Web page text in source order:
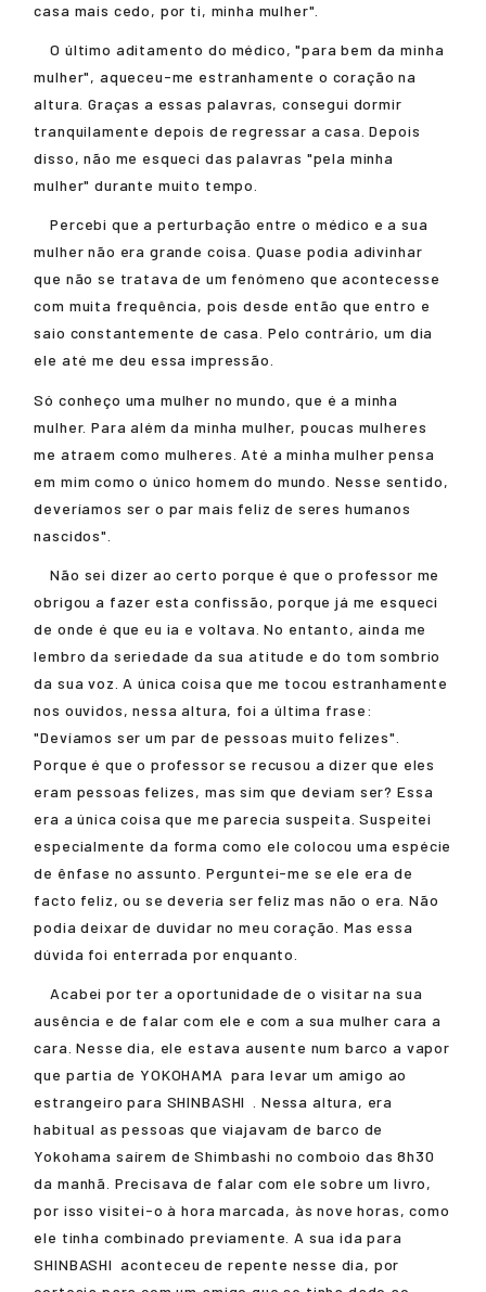
casa mais cedo, por ti, minha mulher".
O último aditamento do médico, "para bem da minha
mulher", aqueceu-me estranhamente o coração na
altura. Graças a essas palavras, consegui dormir
tranquilamente depois de regressar a casa. Depois
disso, não me esqueci das palavras "pela minha
mulher" durante muito tempo.
Percebi que a perturbação entre o médico e a sua
mulher não era grande coisa. Quase podia adivinhar
que não se tratava de um fenómeno que acontecesse
com muita frequência, pois desde então que entro e
saio constantemente de casa. Pelo contrário, um dia
ele até me deu essa impressão.
Só conheço uma mulher no mundo, que é a minha
mulher. Para além da minha mulher, poucas mulheres
me atraem como mulheres. Até a minha mulher pensa
em mim como o único homem do mundo. Nesse sentido,
deveríamos ser o par mais feliz de seres humanos
nascidos".
Não sei dizer ao certo porque é que o professor me
obrigou a fazer esta confissão, porque já me esqueci
de onde é que eu ia e voltava. No entanto, ainda me
lembro da seriedade da sua atitude e do tom sombrio
da sua voz. A única coisa que me tocou estranhamente
nos ouvidos, nessa altura, foi a última frase:
"Devíamos ser um par de pessoas muito felizes".
Porque é que o professor se recusou a dizer que eles
eram pessoas felizes, mas sim que deviam ser? Essa
era a única coisa que me parecia suspeita. Suspeitei
especialmente da forma como ele colocou uma espécie
de ênfase no assunto. Perguntei-me se ele era de
facto feliz, ou se deveria ser feliz mas não o era. Não
podia deixar de duvidar no meu coração. Mas essa
dúvida foi enterrada por enquanto.
Acabei por ter a oportunidade de o visitar na sua
ausência e de falar com ele e com a sua mulher cara a
cara. Nesse dia, ele estava ausente num barco a vapor
que partia de YOKOHAMA para levar um amigo ao
estrangeiro para SHINBASHI
. Nessa altura, era
habitual as pessoas que viajavam de barco de
Yokohama saírem de Shimbashi no comboio das 8h30
da manhã. Precisava de falar com ele sobre um livro,
por isso visitei-o à hora marcada, às nove horas, como
ele tinha combinado previamente. A sua ida para
SHINBASHI aconteceu de repente nesse dia, por